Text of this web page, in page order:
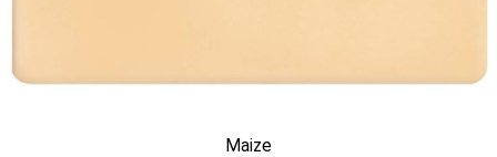
Maize